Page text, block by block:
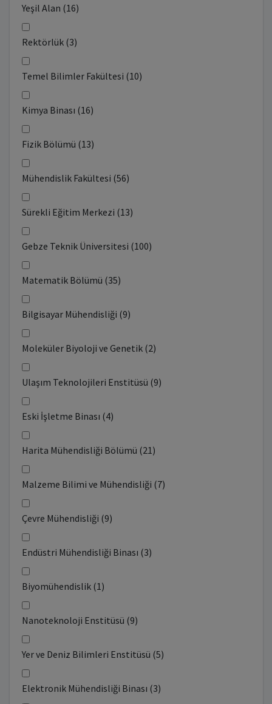
Yeşil Alan (16)
Rektörlük (3)
Temel Bilimler Fakültesi (10)
Kimya Binası (16)
Fizik Bölümü (13)
Mühendislik Fakültesi (56)
Sürekli Eğitim Merkezi (13)
Gebze Teknik Üniversitesi (100)
Matematik Bölümü (35)
Bilgisayar Mühendisliği (9)
Moleküler Biyoloji ve Genetik (2)
Ulaşım Teknolojileri Enstitüsü (9)
Eski İşletme Binası (4)
Harita Mühendisliği Bölümü (21)
Malzeme Bilimi ve Mühendisliği (7)
Çevre Mühendisliği (9)
Endüstri Mühendisliği Binası (3)
Biyomühendislik (1)
Nanoteknoloji Enstitüsü (9)
Yer ve Deniz Bilimleri Enstitüsü (5)
Elektronik Mühendisliği Binası (3)